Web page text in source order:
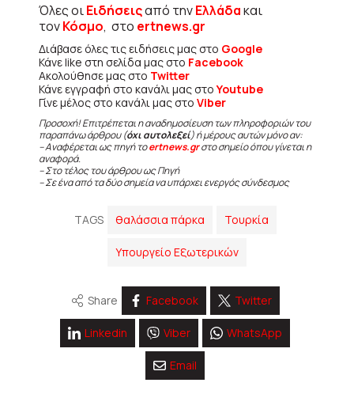
Όλες οιΕιδήσειςαπό τηνΕλλάδακαι
τονΚόσμο, στο ertnews.gr
Διάβασε όλες τις ειδήσεις μας στο Google
Κάνε like στη σελίδα μας στο Facebook
Ακολούθησε μας στο Twitter
Κάνε εγγραφή στο κανάλι μας στοYoutube
Γίνε μέλος στο κανάλι μας στο Viber
Προσοχή! Επιτρέπεται η αναδημοσίευση των πληροφοριών του
παραπάνω άρθρου (όχι αυτολεξεί) ή μέρους αυτών μόνο αν:
– Αναφέρεται ως πηγή τοertnews.grστο σημείο όπου γίνεται η
αναφορά.
– Στο τέλος του άρθρου ως Πηγή
– Σε ένα από τα δύο σημεία να υπάρχει ενεργός σύνδεσμος
TAGS θαλάσσια πάρκα Τουρκία
Υπουργείο Εξωτερικών
Share Facebook Twitter
Linkedin Viber WhatsApp
Email